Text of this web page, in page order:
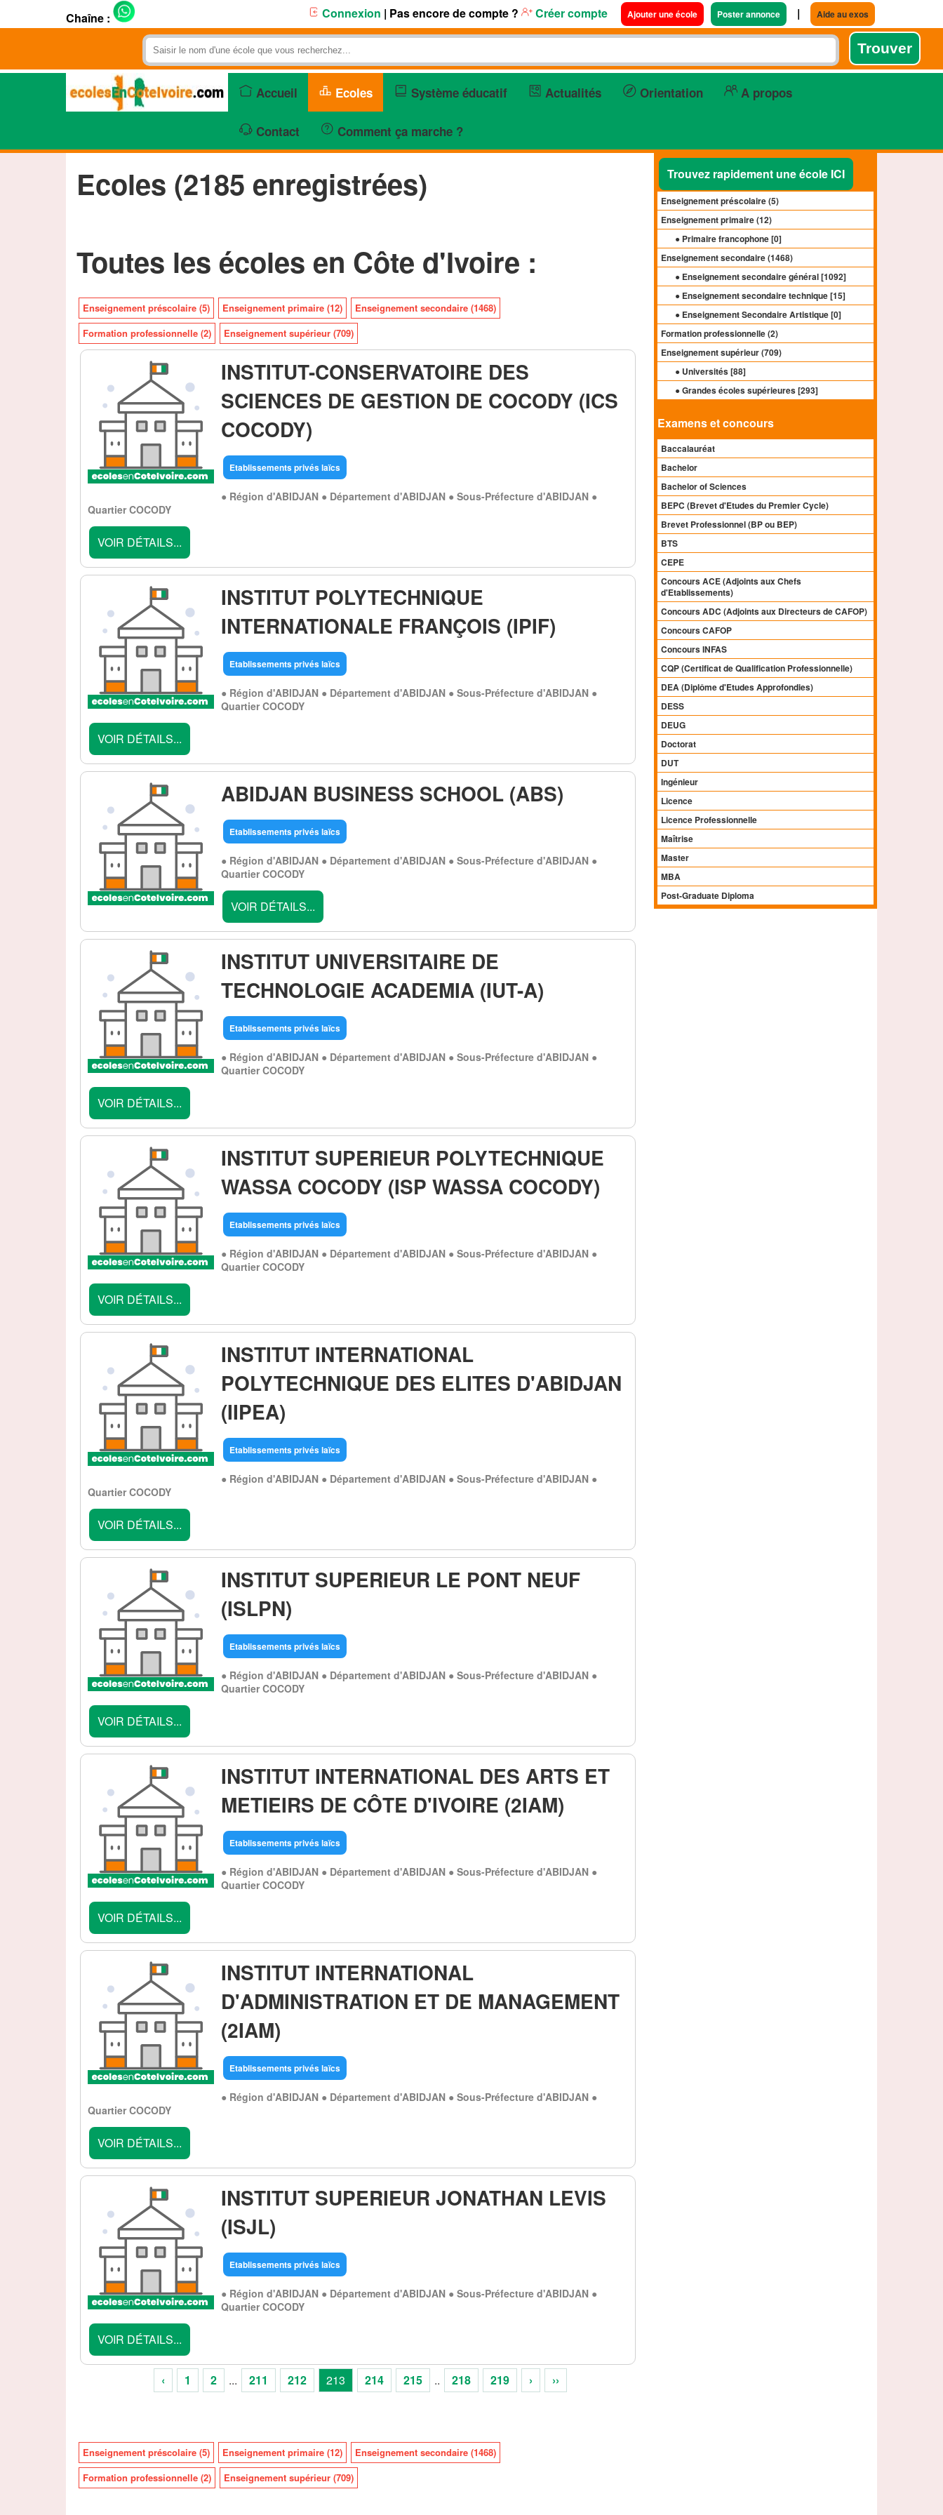
Chaîne : Connexion | Pas encore de compte ? Créer compte Ajouter une école Poster annonce | Aide au exos
Accueil Ecoles Système éducatif Actualités Orientation A propos
Contact Comment ça marche ?
Ecoles (2185 enregistrées)
Toutes les écoles en Côte d'Ivoire :
Enseignement préscolaire (5) Enseignement primaire (12)
Enseignement secondaire (1468)
Formation professionnelle (2)
Enseignement supérieur (709)
INSTITUT-CONSERVATOIRE DES
SCIENCES DE GESTION DE COCODY (ICS
COCODY)
Etablissements privés laïcs
● Région d'ABIDJAN ● Département d'ABIDJAN ● Sous-Préfecture d'ABIDJAN ●
Quartier COCODY
VOIR DÉTAILS...
INSTITUT POLYTECHNIQUE
INTERNATIONALE FRANÇOIS (IPIF)
Etablissements privés laïcs
● Région d'ABIDJAN ● Département d'ABIDJAN ● Sous-Préfecture d'ABIDJAN ●
Quartier COCODY
VOIR DÉTAILS...
ABIDJAN BUSINESS SCHOOL (ABS)
Etablissements privés laïcs
● Région d'ABIDJAN ● Département d'ABIDJAN ● Sous-Préfecture d'ABIDJAN ●
Quartier COCODY
VOIR DÉTAILS...
INSTITUT UNIVERSITAIRE DE
TECHNOLOGIE ACADEMIA (IUT-A)
Etablissements privés laïcs
● Région d'ABIDJAN ● Département d'ABIDJAN ● Sous-Préfecture d'ABIDJAN ●
Quartier COCODY
VOIR DÉTAILS...
INSTITUT SUPERIEUR POLYTECHNIQUE
WASSA COCODY (ISP WASSA COCODY)
Etablissements privés laïcs
● Région d'ABIDJAN ● Département d'ABIDJAN ● Sous-Préfecture d'ABIDJAN ●
Quartier COCODY
VOIR DÉTAILS...
INSTITUT INTERNATIONAL
POLYTECHNIQUE DES ELITES D'ABIDJAN
(IIPEA)
Etablissements privés laïcs
● Région d'ABIDJAN ● Département d'ABIDJAN ● Sous-Préfecture d'ABIDJAN ●
Quartier COCODY
VOIR DÉTAILS...
INSTITUT SUPERIEUR LE PONT NEUF
(ISLPN)
Etablissements privés laïcs
● Région d'ABIDJAN ● Département d'ABIDJAN ● Sous-Préfecture d'ABIDJAN ●
Quartier COCODY
VOIR DÉTAILS...
INSTITUT INTERNATIONAL DES ARTS ET
METIEIRS DE CÔTE D'IVOIRE (2IAM)
Etablissements privés laïcs
● Région d'ABIDJAN ● Département d'ABIDJAN ● Sous-Préfecture d'ABIDJAN ●
Quartier COCODY
VOIR DÉTAILS...
INSTITUT INTERNATIONAL
D'ADMINISTRATION ET DE MANAGEMENT
(2IAM)
Etablissements privés laïcs
● Région d'ABIDJAN ● Département d'ABIDJAN ● Sous-Préfecture d'ABIDJAN ●
Quartier COCODY
VOIR DÉTAILS...
INSTITUT SUPERIEUR JONATHAN LEVIS
(ISJL)
Etablissements privés laïcs
● Région d'ABIDJAN ● Département d'ABIDJAN ● Sous-Préfecture d'ABIDJAN ●
Quartier COCODY
VOIR DÉTAILS...
‹ 1 2 ... 211 212 213 214 215 .. 218 219 › ››
Enseignement préscolaire (5) Enseignement primaire (12)
Enseignement secondaire (1468)
Formation professionnelle (2)
Enseignement supérieur (709)
Trouvez rapidement une école ICI
Enseignement préscolaire (5)
Enseignement primaire (12)
● Primaire francophone [0]
Enseignement secondaire (1468)
● Enseignement secondaire général [1092]
● Enseignement secondaire technique [15]
● Enseignement Secondaire Artistique [0]
Formation professionnelle (2)
Enseignement supérieur (709)
● Universités [88]
● Grandes écoles supérieures [293]
Examens et concours
Baccalauréat
Bachelor
Bachelor of Sciences
BEPC (Brevet d'Etudes du Premier Cycle)
Brevet Professionnel (BP ou BEP)
BTS
CEPE
Concours ACE (Adjoints aux Chefs
d'Etablissements)
Concours ADC (Adjoints aux Directeurs de CAFOP)
Concours CAFOP
Concours INFAS
CQP (Certificat de Qualification Professionnelle)
DEA (Diplôme d'Etudes Approfondies)
DESS
DEUG
Doctorat
DUT
Ingénieur
Licence
Licence Professionnelle
Maîtrise
Master
MBA
Post-Graduate Diploma